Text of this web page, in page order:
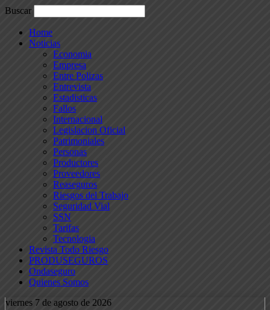
Buscar
Home
Noticias
Economia
Empresa
Entre Polizas
Entrevista
Estadisticas
Fallos
Internacional
Legislacion Oficial
Patrimoniales
Personas
Productores
Proveedores
Reaseguros
Riesgos del Trabajo
Seguridad Vial
SSN
Tarifas
Tecnologia
Revista Todo Riesgo
PRODUSEGUROS
Ondaseguro
Quienes Somos
viernes 7 de agosto de 2026